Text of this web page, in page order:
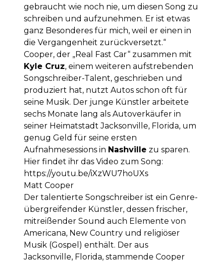
gebraucht wie noch nie, um diesen Song zu
schreiben und aufzunehmen. Er ist etwas
ganz Besonderes für mich, weil er einen in
die Vergangenheit zurückversetzt.“
Cooper, der „Real Fast Car“ zusammen mit
Kyle Cruz, einem weiteren aufstrebenden
Songschreiber-Talent, geschrieben und
produziert hat, nutzt Autos schon oft für
seine Musik. Der junge Künstler arbeitete
sechs Monate lang als Autoverkäufer in
seiner Heimatstadt Jacksonville, Florida, um
genug Geld für seine ersten
Aufnahmesessions in Nashville zu sparen.
Hier findet ihr das Video zum Song:
https://youtu.be/iXzWU7hoUXs
Matt Cooper
Der talentierte Songschreiber ist ein Genre-
übergreifender Künstler, dessen frischer,
mitreißender Sound auch Elemente von
Americana, New Country und religiöser
Musik (Gospel) enthält. Der aus
Jacksonville, Florida, stammende Cooper